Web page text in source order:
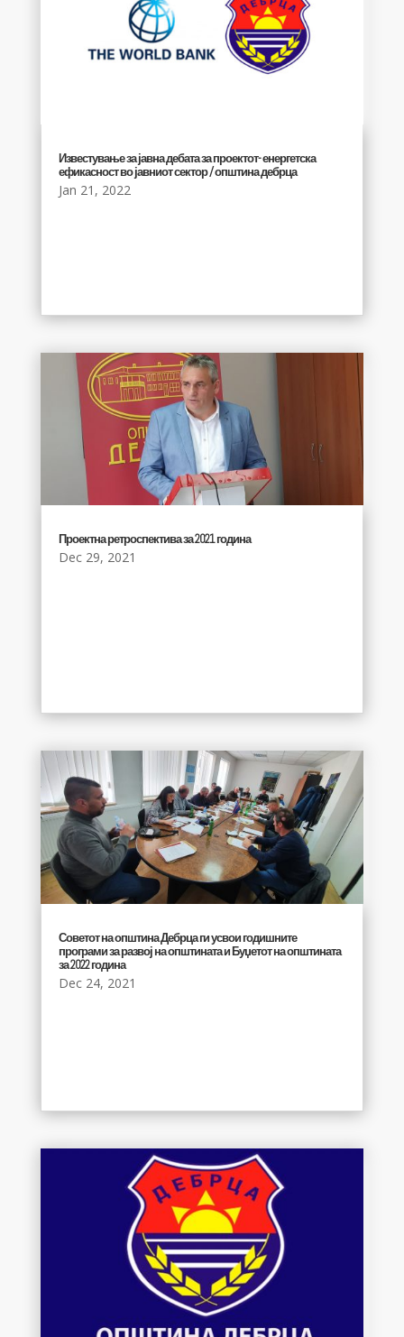
Известување за јавна дебата за проектот- енергетска
ефикасност во јавниот сектор / општина дебрца
Jan 21, 2022
Проектна ретроспектива за 2021 година
Dec 29, 2021
Советот на општина Дебрца ги усвои годишните
програми за развој на општината и Буџетот на општината
за 2022 година
Dec 24, 2021